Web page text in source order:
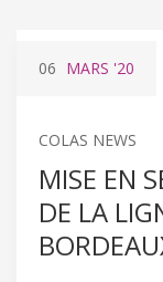
06 MARS '20
COLAS NEWS
MISE EN
DE LA